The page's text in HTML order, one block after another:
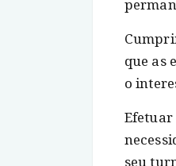
que as
o
Efetuar
seu